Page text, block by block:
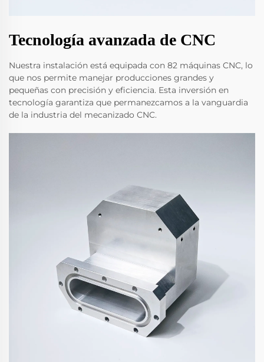
Tecnología avanzada de CNC
Nuestra instalación está equipada con 82 máquinas CNC, lo
que nos permite manejar producciones grandes y
pequeñas con precisión y eficiencia. Esta inversión en
tecnología garantiza que permanezcamos a la vanguardia
de la industria del mecanizado CNC.